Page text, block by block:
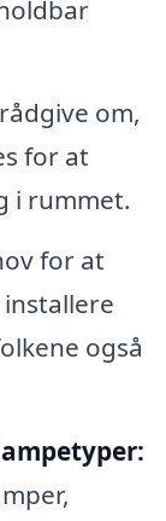
om,
for at
i rummet.
for at
også